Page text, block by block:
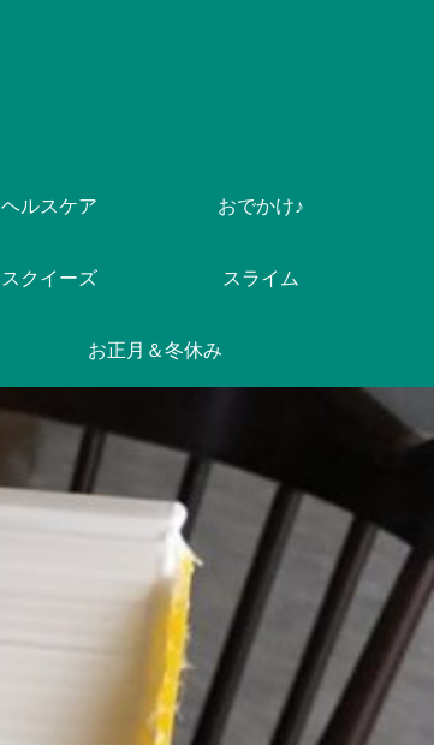
ヘルスケア おでかけ♪
スクイーズ スライム
お正月＆冬休み